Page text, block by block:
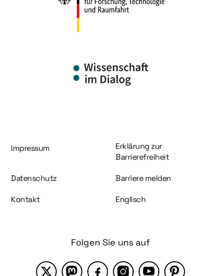
Information und Service
Impressum
Erklärung zur
Barrierefreiheit
Datenschutz Barriere melden
Kontakt Englisch
Folgen Sie uns auf